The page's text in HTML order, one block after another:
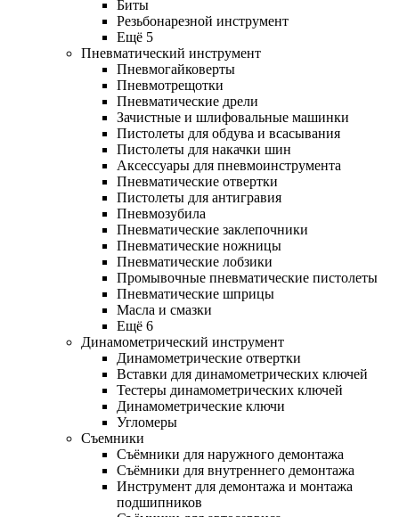
Биты
Резьбонарезной инструмент
Ещё 5
Пневматический инструмент
Пневмогайковерты
Пневмотрещотки
Пневматические дрели
Зачистные и шлифовальные машинки
Пистолеты для обдува и всасывания
Пистолеты для накачки шин
Аксессуары для пневмоинструмента
Пневматические отвертки
Пистолеты для антигравия
Пневмозубила
Пневматические заклепочники
Пневматические ножницы
Пневматические лобзики
Промывочные пневматические пистолеты
Пневматические шприцы
Масла и смазки
Ещё 6
Динамометрический инструмент
Динамометрические отвертки
Вставки для динамометрических ключей
Тестеры динамометрических ключей
Динамометрические ключи
Угломеры
Съемники
Съёмники для наружного демонтажа
Съёмники для внутреннего демонтажа
Инструмент для демонтажа и монтажа
подшипников